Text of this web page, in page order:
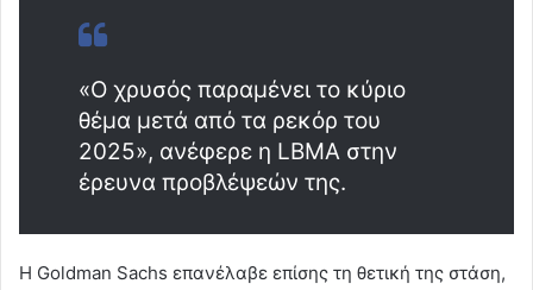
«Ο χρυσός παραμένει το κύριο
θέμα μετά από τα ρεκόρ του
2025», ανέφερε η LBMA στην
έρευνα προβλέψεών της.
Η Goldman Sachs επανέλαβε επίσης τη θετική της στάση,